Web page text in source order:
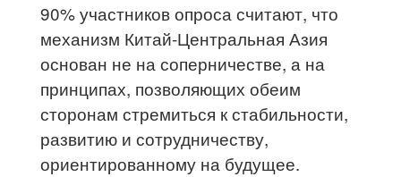
90% участников опроса считают, что
механизм Китай-Центральная Азия
основан не на соперничестве, а на
принципах, позволяющих обеим
сторонам стремиться к стабильности,
развитию и сотрудничеству,
ориентированному на будущее.